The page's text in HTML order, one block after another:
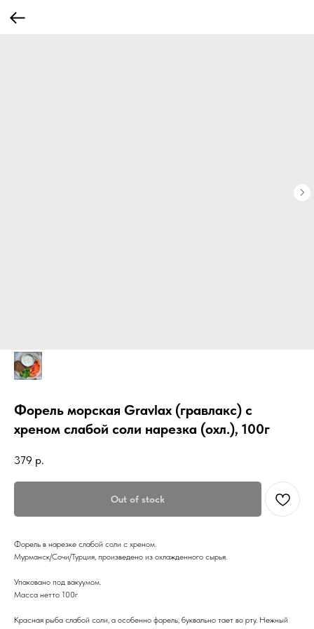
Форель морская Gravlax (гравлакс) с
хреном слабой соли нарезка (охл.), 100г
379 р.
Out of stock
Форель в нарезке слабой соли с хреном.
Мурманск/Сочи/Турция, произведено из охлажденного сырья.
Упаковано под вакуумом.
Масса нетто 100г
Красная рыба слабой соли, а особенно форель, буквально тает во рту. Нежный